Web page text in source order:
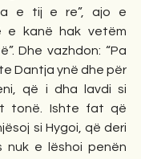
e tij e re”, ajo e
e kanë hak vetëm
Dhe vazhdon: “Pa
Dantja ynë dhe për
që i dha lavdi si
tonë. Ishte fat që
si Hygoi, që deri
e lëshoi penën